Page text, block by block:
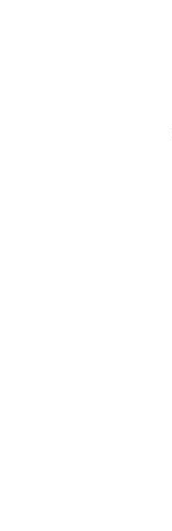
الليث
الليث
عيسى الليث
– عيسى الليث